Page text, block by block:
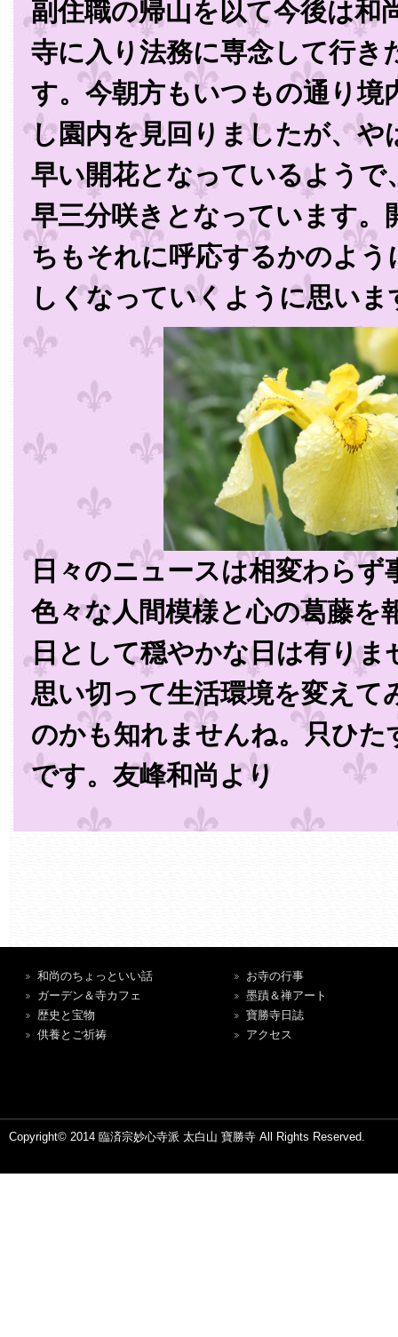
副住職の帰山を以て今後は和
寺に入り法務に専念して行き
す。今朝方もいつもの通り境
し園内を見回りましたが、や
早い開花となっているようで
早三分咲きとなっています。
ちもそれに呼応するかのよ
しくなっていくように思いま
日々のニュースは相変わらず
色々な人間模様と心の葛藤を
日として穏やかな日は有りま
思い切って生活環境を変えて
のかも知れませんね。只ひた
です。友峰和尚より
和尚のちょっといい話
ガーデン＆寺カフェ
歴史と宝物
供養とご祈祷
お寺の行事
墨蹟＆禅アート
寶勝寺日誌
アクセス
Copyright© 2014 臨済宗妙心寺派 太白山 寶勝寺 All Rights Reserved.